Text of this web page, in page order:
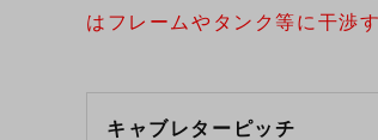
はフレームやタンク等に干渉
キャブレターピッチ